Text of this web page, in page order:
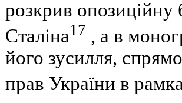
розкрив опозицiйну
Сталiна17 , а в
його зусилля,
прав України в